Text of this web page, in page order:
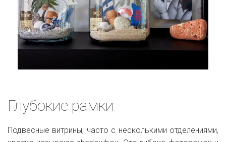
Глубокие рамки
Подвесные витрины, часто с несколькими отделениями,